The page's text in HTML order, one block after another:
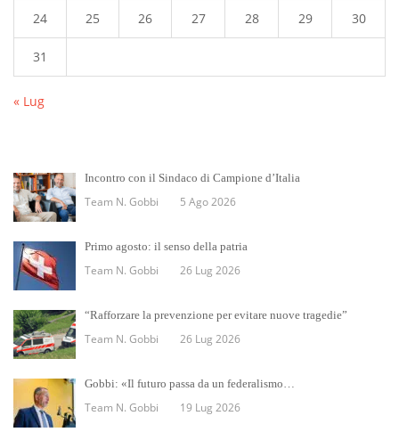
24 25 26 27 28 29 30
31
« Lug
Incontro con il Sindaco di Campione d’Italia
Team N. Gobbi 5 Ago 2026
Primo agosto: il senso della patria
Team N. Gobbi 26 Lug 2026
“Rafforzare la prevenzione per evitare nuove tragedie”
Team N. Gobbi 26 Lug 2026
Gobbi: «Il futuro passa da un federalismo…
Team N. Gobbi 19 Lug 2026